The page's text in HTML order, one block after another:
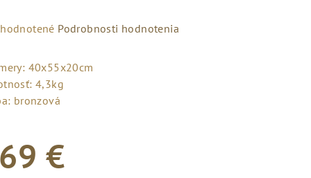
Podrobnosti hodnotenia
40x55x20cm
4,3kg
bronzová
€